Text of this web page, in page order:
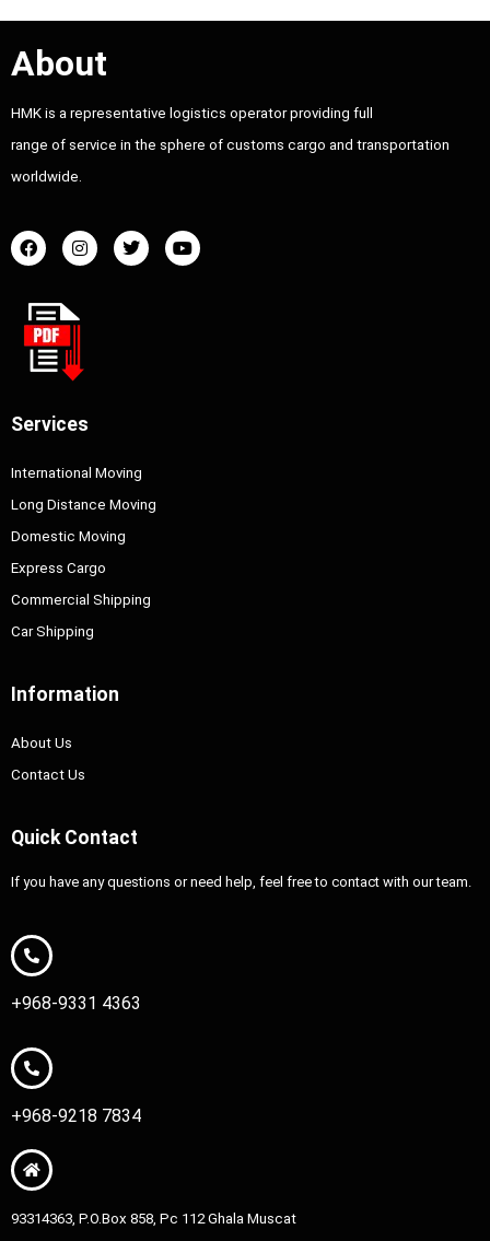
About
HMK is a representative logistics operator providing full
range of service in the sphere of customs cargo and transportation
worldwide.
Services
International Moving
Long Distance Moving
Domestic Moving
Express Cargo
Commercial Shipping
Car Shipping
Information
About Us
Contact Us
Quick Contact
If you have any questions or need help, feel free to contact with our team.
+968-9331 4363
+968-9218 7834
93314363, P.O.Box 858, Pc 112 Ghala Muscat